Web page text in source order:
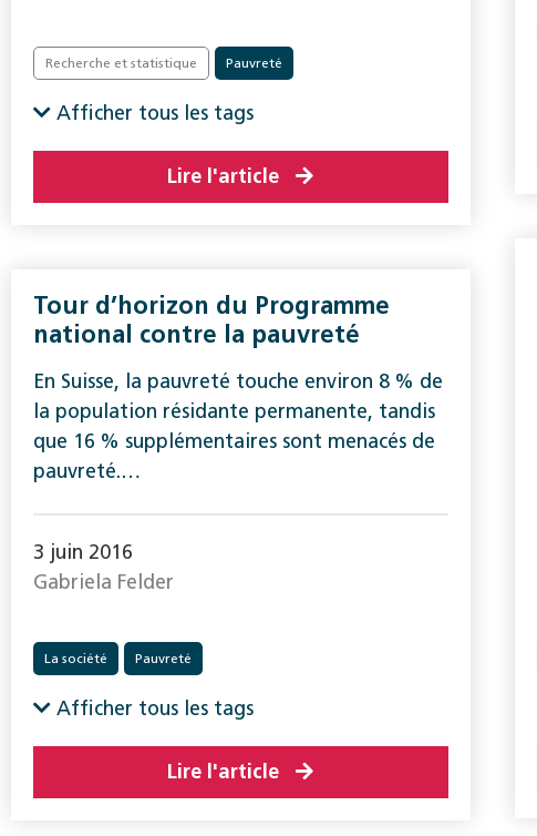
Recherche et statistique Pauvreté
Afficher tous les tags
Lire l'article
Tour d’horizon du Programme
national contre la pauvreté
En Suisse, la pauvreté touche environ 8 % de
la population résidante permanente, tandis
que 16 % supplémentaires sont menacés de
pauvreté.…
3 juin 2016
Gabriela Felder
La société Pauvreté
Afficher tous les tags
Lire l'article